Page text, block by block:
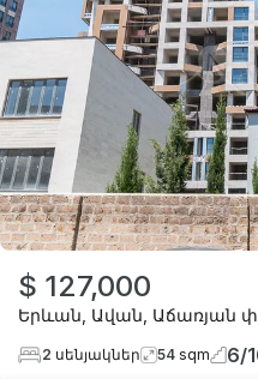
$ 127,000
Երևան Ավան Աճառյան
2 սենյակներ 54 sqm 6/